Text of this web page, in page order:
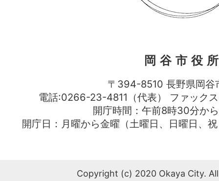
岡谷市役
〒394-8510 長野県岡谷
電話:0266-23-4811（代表） ファッ
開庁時間：午前8時30分か
開庁日：月曜から金曜（土曜日、日曜日、
Copyright (c) 2020 Okaya City.